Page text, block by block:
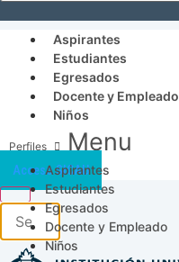
Aspirantes
Estudiantes
Egresados
Docente y Empleado
Niños
Menu
Aspirantes
Estudiantes
Egresados
Docente y Empleado
Niños
Acceso SICAU